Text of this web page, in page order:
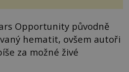
Opportunity původně
hematit, ovšem autoři
za možné živé